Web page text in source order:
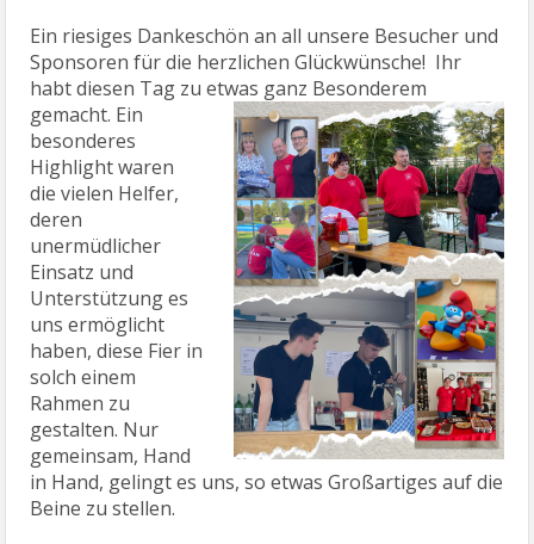
Ein riesiges Dankeschön an all unsere Besucher und
Sponsoren für die herzlichen Glückwünsche! Ihr
habt diesen Tag zu etwas ganz Besonderem
gemacht. Ein
besonderes
Highlight waren
die vielen Helfer,
deren
unermüdlicher
Einsatz und
Unterstützung es
uns ermöglicht
haben, diese Fier in
solch einem
Rahmen zu
gestalten. Nur
gemeinsam, Hand
in Hand, gelingt es uns, so etwas Großartiges auf die
Beine zu stellen.